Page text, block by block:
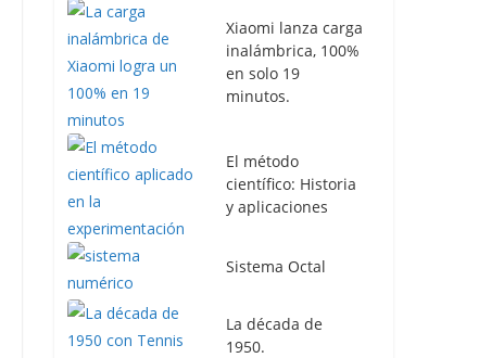
Xiaomi lanza carga
inalámbrica, 100%
en solo 19
minutos.
El método
científico: Historia
y aplicaciones
Sistema Octal
La década de
1950.